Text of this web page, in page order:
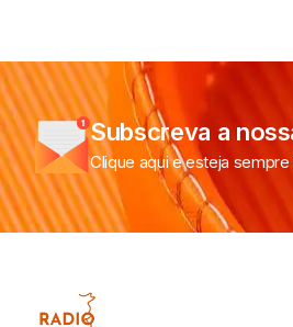
Subscreva a
Clique aqui e esteja